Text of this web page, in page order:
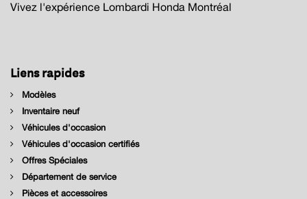
Vivez l'expérience Lombardi Honda Montréal
Liens rapides
Modèles
Inventaire neuf
Véhicules d'occasion
Véhicules d'occasion certifiés
Offres Spéciales
Département de service
Pièces et accessoires